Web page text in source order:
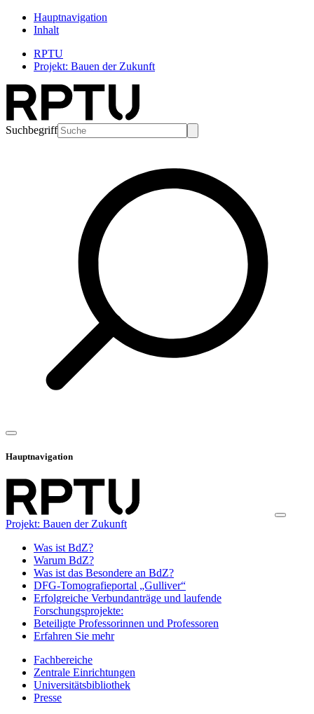
Hauptnavigation
Inhalt
RPTU
Projekt: Bauen der Zukunft
Suchbegriff
Hauptnavigation
Projekt: Bauen der Zukunft
Was ist BdZ?
Warum BdZ?
Was ist das Besondere an BdZ?
DFG-Tomografieportal „Gulliver“
Erfolgreiche Verbundanträge und laufende
Forschungsprojekte:
Beteiligte Professorinnen und Professoren
Erfahren Sie mehr
Fachbereiche
Zentrale Einrichtungen
Universitätsbibliothek
Presse